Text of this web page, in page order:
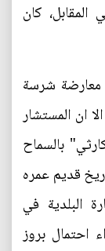
كان
معارضة شرسة
ان المستشار
بالسماح
قديم عمره
البلدية في
احتمال بروز